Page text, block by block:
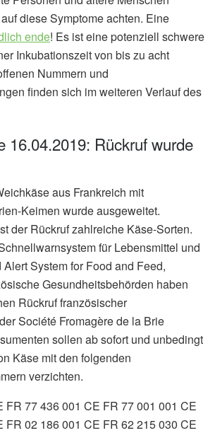
diese Symptome achten. Eine
ende! Es ist eine potenziell schwere
Inkubationszeit von bis zu acht
Nummern und
finden sich im weiteren Verlauf des
16.04.2019: Rückruf wurde
aus Frankreich mit
Keimen wurde ausgeweitet.
der Rückruf zahlreiche Käse-Sorten.
für Lebensmittel und
System for Food and Feed,
Gesundheitsbehörden haben
Rückruf französischer
Société Fromagère de la Brie
sollen ab sofort und unbedingt
Käse mit den folgenden
verzichten.
FR 77 436 001 CE FR 77 001 001 CE
FR 02 186 001 CE FR 62 215 030 CE